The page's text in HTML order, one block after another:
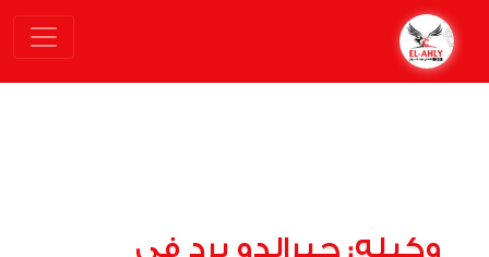
وكيله: جيرالدو يرد في